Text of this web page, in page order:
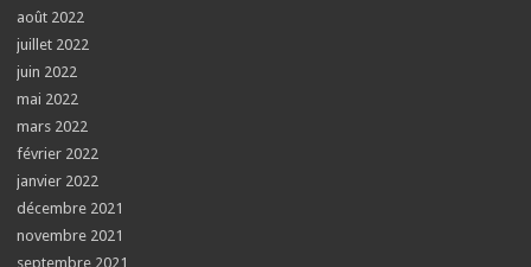
août 2022
juillet 2022
juin 2022
mai 2022
mars 2022
février 2022
janvier 2022
décembre 2021
novembre 2021
septembre 2021